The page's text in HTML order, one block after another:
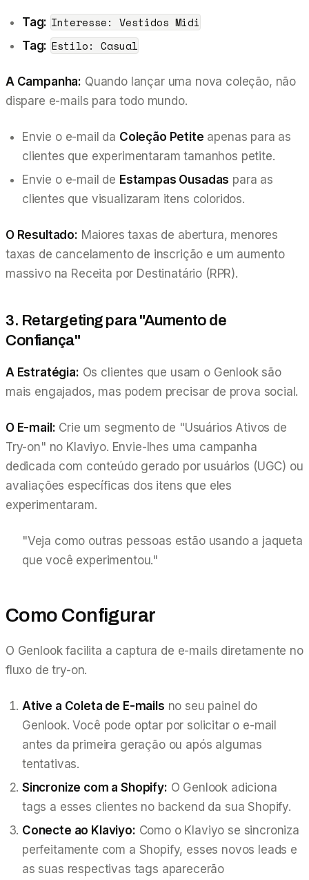
Tag: Interesse: Vestidos Midi
Tag: Estilo: Casual
A Campanha: Quando lançar uma nova coleção, não
dispare e-mails para todo mundo.
Envie o e-mail da Coleção Petite apenas para as
clientes que experimentaram tamanhos petite.
Envie o e-mail de Estampas Ousadas para as
clientes que visualizaram itens coloridos.
O Resultado: Maiores taxas de abertura, menores
taxas de cancelamento de inscrição e um aumento
massivo na Receita por Destinatário (RPR).
3. Retargeting para "Aumento de
Confiança"
A Estratégia: Os clientes que usam o Genlook são
mais engajados, mas podem precisar de prova social.
O E-mail: Crie um segmento de "Usuários Ativos de
Try-on" no Klaviyo. Envie-lhes uma campanha
dedicada com conteúdo gerado por usuários (UGC) ou
avaliações específicas dos itens que eles
experimentaram.
"Veja como outras pessoas estão usando a jaqueta
que você experimentou."
Como Configurar
O Genlook facilita a captura de e-mails diretamente no
fluxo de try-on.
Ative a Coleta de E-mails no seu painel do
Genlook. Você pode optar por solicitar o e-mail
antes da primeira geração ou após algumas
tentativas.
Sincronize com a Shopify: O Genlook adiciona
tags a esses clientes no backend da sua Shopify.
Conecte ao Klaviyo: Como o Klaviyo se sincroniza
perfeitamente com a Shopify, esses novos leads e
as suas respectivas tags aparecerão